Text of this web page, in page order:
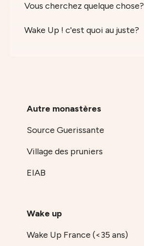
Vous cherchez quelque chose?
Wake Up ! c'est quoi au juste?
Autre monastères
Source Guerissante
Village des pruniers
EIAB
Wake up
Wake Up France (<35 ans)